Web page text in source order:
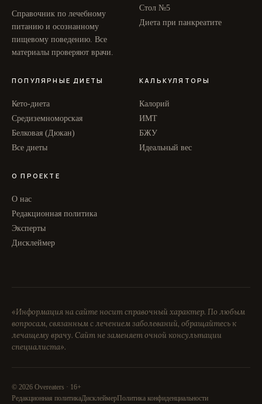
Справочник по лечебному
питанию и осознанному
пищевому поведению. Все
материалы проверяют врачи.
Стол №5
Диета при панкреатите
ПОПУЛЯРНЫЕ ДИЕТЫ
Кето-диета
Средиземноморская
Белковая (Дюкан)
Все диеты
КАЛЬКУЛЯТОРЫ
Калорий
ИМТ
БЖУ
Идеальный вес
О ПРОЕКТЕ
О нас
Редакционная политика
Эксперты
Дисклеймер
«Информация на сайте носит справочный характер. По любым
вопросам, связанным с лечением заболеваний, обращайтесь к
лечащему врачу. Сайт не заменяет очной консультации
специалиста».
© 2026 Overeaters · 16+
Редакционная политикаДисклеймерПолитика конфиденциальности